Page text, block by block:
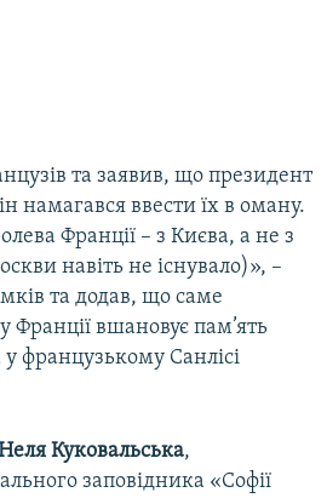
та заявив, що президент
намагався ввести їх в оману.
Франції – з Києва, а не з
навіть не існувало)», –
та додав, що саме
Франції вшановує пам’ять
французькому Санлісі
Куковальська,
заповідника «Софії